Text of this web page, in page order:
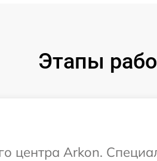
Этапы
центра Arkon.